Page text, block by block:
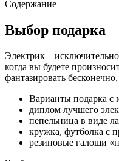
Содержание
Выбор подарка
Электрик –
когда вы будете
фантазировать
Варианты подарка с
диплом лучшего
пепельница в виде
кружка, футболка с
резиновые галоши